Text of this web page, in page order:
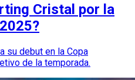
Cristal por la
su debut en la Copa
de la temporada.